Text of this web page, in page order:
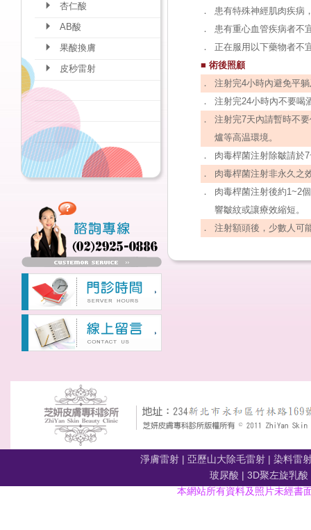
杏仁酸
AB酸
果酸換膚
皮秒雷射
．
患有特殊神經肌肉疾病
．
患有重心血管疾病者不
．
正在服用以下藥物者不
■ 術後照顧
．
注射完4小時內避免平
．
注射完24小時內不要喝
．
注射完7天內請暫時不
爐等高温環境。
．
肉毒桿菌注射除皺請於
．
肉毒桿菌注射非永久之
．
肉毒桿菌注射後約1~2
響皺紋或讓療效縮短。
．
注射額頭後，少數人可
淨膚雷射 | 亞歷山大除毛雷射 | 染料雷
玻尿酸 | 3D聚左旋乳酸
本網站所有資料及照片未經書